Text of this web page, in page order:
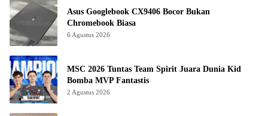
Asus Googlebook CX9406 Bocor Bukan
Chromebook Biasa
6 Agustus 2026
MSC 2026 Tuntas Team Spirit Juara Dunia Kid
Bomba MVP Fantastis
2 Agustus 2026